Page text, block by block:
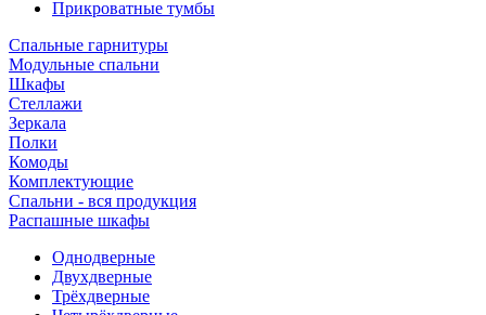
Прикроватные тумбы
Спальные гарнитуры
Модульные спальни
Шкафы
Стеллажи
Зеркала
Полки
Комоды
Комплектующие
Спальни - вся продукция
Распашные шкафы
Однодверные
Двухдверные
Трёхдверные